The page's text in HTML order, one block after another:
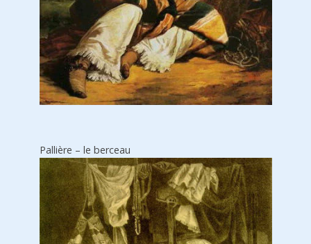
Pallière – le berceau